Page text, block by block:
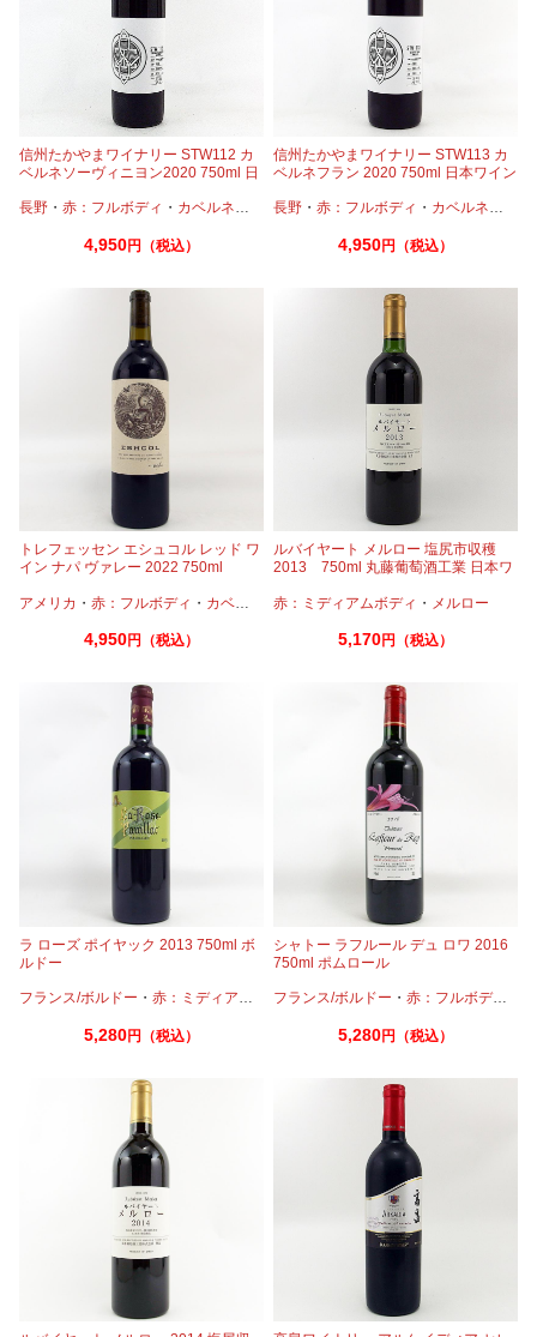
信州たかやまワイナリー STW112 カ
ベルネソーヴィニヨン2020 750ml 日
長野 ・ 赤：フルボディ ・ カベルネ・ メルロー
4,950円（税込）
信州たかやまワイナリー STW113 カ
ベルネフラン 2020 750ml 日本ワイン
長野 ・赤：フルボディ ・ カベルネフラン
4,950円（税込）
トレフェッセン エシュコル レッド ワ
イン ナパ ヴァレー 2022 750ml
アメリカ ・ 赤：フルボディ ・ カベルネ ・カベルネフラン・プティヴェルド
4,950円（税込）
ルバイヤート メルロー 塩尻市収穫
2013 750ml 丸藤葡萄酒工業 日本ワ
赤：ミディアムボディ ・ メルロー
5,170円（税込）
ラ ローズ ポイヤック 2013 750ml ボ
ルドー
フランス/ボルドー ・ 赤：ミディアムボディ ・カベルネ ・カベルネフラン・プテ
5,280円（税込）
シャトー ラフルール デュ ロワ 2016
750ml ポムロール
フランス/ボルドー ・赤：フルボディ
5,280円（税込）